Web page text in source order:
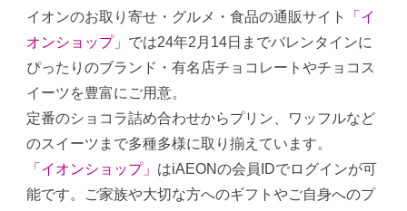
イオンのお取り寄せ・グルメ・食品の通販サイト
「イ
オンショップ」 では24年2月14日までバレンタインに
ぴったりのブランド・有名店チョコレートやチョコス
イーツを豊富にご用意。
定番のショコラ詰め合わせからプリン、ワッフルなど
のスイーツまで多種多様に取り揃えています。
「イオンショップ」 はiAEONの会員IDでログインが可
能です。ご家族や大切な方へのギフトやご自身へのプ